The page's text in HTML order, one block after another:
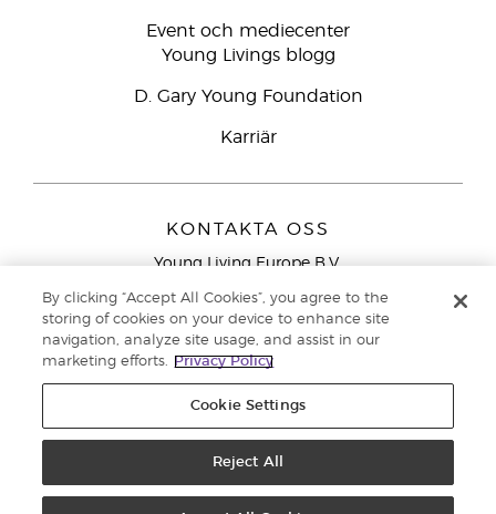
Event och mediecenter
Young Livings blogg
D. Gary Young Foundation
Karriär
KONTAKTA OSS
Young Living Europe B.V.
9727 AJ Groningen
Nederländerna
Kundtjänst – Avgiftsfritt lokalsamtal (ej från
mobiltelefon):020 793400
Sekretess
By clicking “Accept All Cookies”, you agree to the
storing of cookies on your device to enhance site
navigation, analyze site usage, and assist in our
marketing efforts.
Privacy Policy
Cookie Settings
Reject All